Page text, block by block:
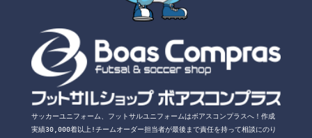
サッカーユニフォーム、フットサルユニフォームはボアスコンプラスへ！ 作成
実績30,000着以上!チームオーダー担当者が最後まで責任を持って相談にのり